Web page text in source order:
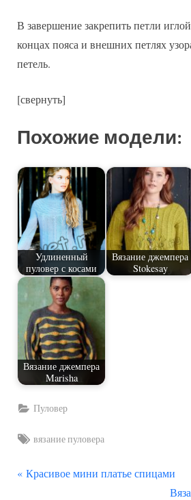
В завершение закрепить петли
концах пояса и внешних петлях
петель.
[свернуть]
Похожие модели:
Удлиненный
пуловер с косами
Вязание джемпера
Stokesay
Вязание джемпера
Marisha
Пуловер
Tags:
вязание пуловера
Навигация
П
Красивое мини платье спицами
С